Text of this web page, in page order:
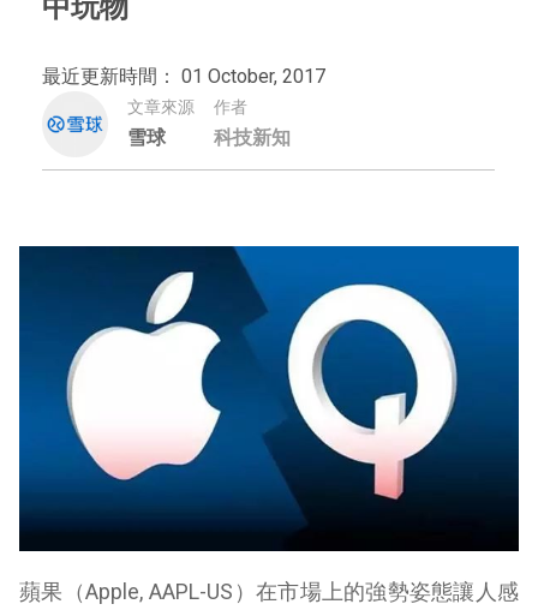
中玩物
最近更新時間： 01 October, 2017
文章來源
雪球
作者
科技新知
蘋果（Apple, AAPL-US）在市場上的強勢姿態讓人感